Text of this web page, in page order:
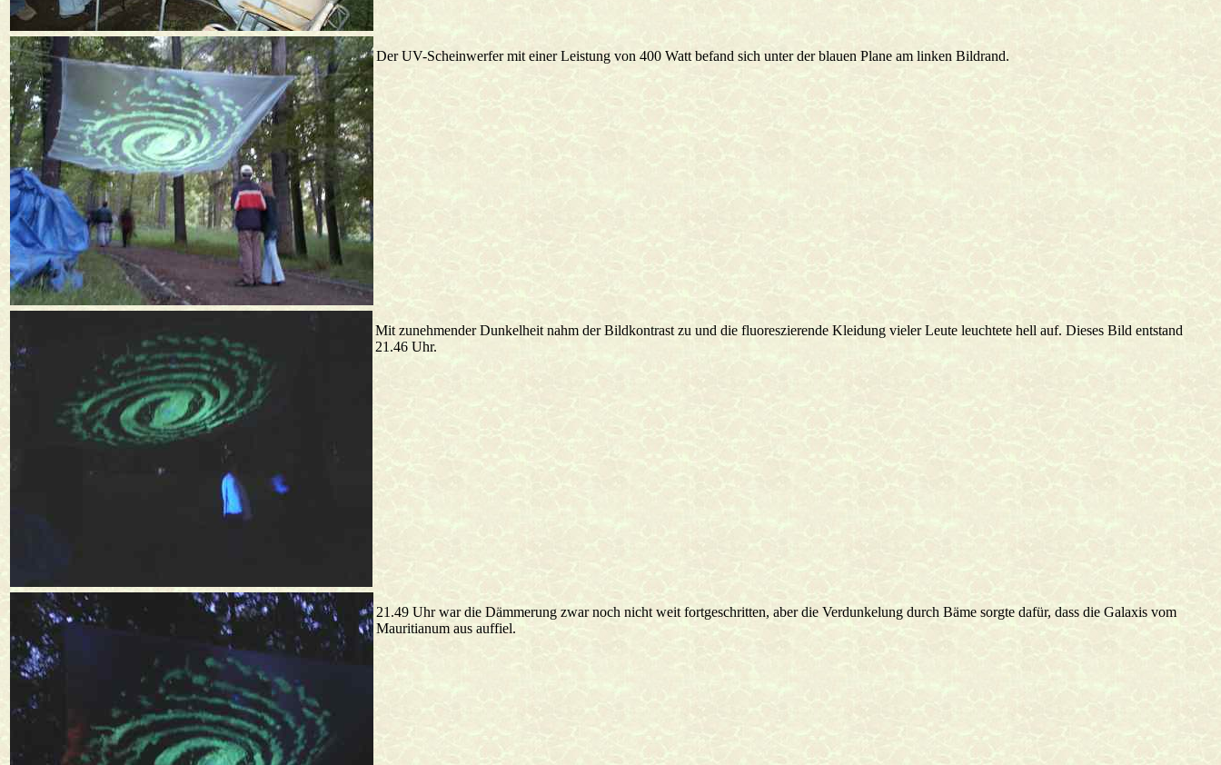
Der UV-Scheinwerfer mit einer Leistung von 400 Watt befand sich unter der blauen Plane am linken Bildrand.
Mit zunehmender Dunkelheit nahm der Bildkontrast zu und die fluoreszierende Kleidung vieler Leute leuchtete hell auf. Dieses Bild entstand
21.46 Uhr.
21.49 Uhr war die Dämmerung zwar noch nicht weit fortgeschritten, aber die Verdunkelung durch Bäme sorgte dafür, dass die Galaxis vom
Mauritianum aus auffiel.